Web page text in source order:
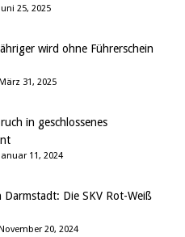
25, 2025
wird ohne Führerschein
31, 2025
in geschlossenes
11, 2024
Darmstadt: Die SKV Rot-Weiß
20, 2024